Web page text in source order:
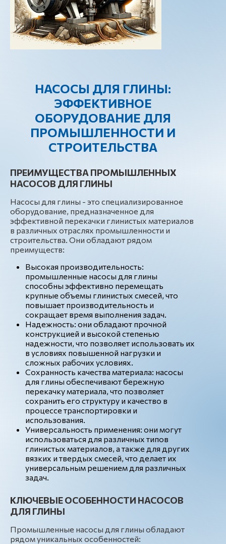
НАСОСЫ ДЛЯ ГЛИНЫ:
ЭФФЕКТИВНОЕ
ОБОРУДОВАНИЕ ДЛЯ
ПРОМЫШЛЕННОСТИ И
СТРОИТЕЛЬСТВА
ПРЕИМУЩЕСТВА ПРОМЫШЛЕННЫХ
НАСОСОВ ДЛЯ ГЛИНЫ
Насосы для глины - это специализированное
оборудование, предназначенное для
эффективной перекачки глинистых материалов
в различных отраслях промышленности и
строительства. Они обладают рядом
преимуществ:
Высокая производительность:
промышленные насосы для глины
способны эффективно перемещать
крупные объемы глинистых смесей, что
повышает производительность и
сокращает время выполнения задач.
Надежность: они обладают прочной
конструкцией и высокой степенью
надежности, что позволяет использовать их
в условиях повышенной нагрузки и
сложных рабочих условиях.
Сохранность качества материала: насосы
для глины обеспечивают бережную
перекачку материала, что позволяет
сохранить его структуру и качество в
процессе транспортировки и
использования.
Универсальность применения: они могут
использоваться для различных типов
глинистых материалов, а также для других
вязких и твердых смесей, что делает их
универсальным решением для различных
задач.
КЛЮЧЕВЫЕ ОСОБЕННОСТИ НАСОСОВ
ДЛЯ ГЛИНЫ
Промышленные насосы для глины обладают
рядом уникальных особенностей: